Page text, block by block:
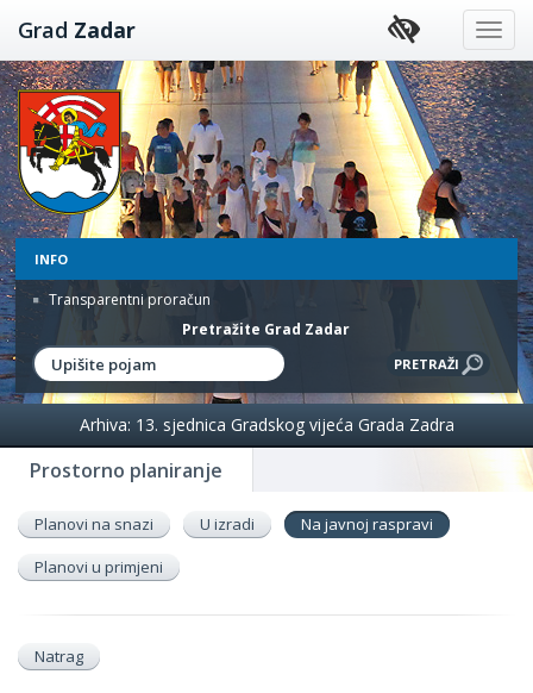
Preskoči
na
sadržaj
Grad Zadar
INFO
Transparentni proračun
Pretražite Grad Zadar
Prostorno planiranje
Arhiva: 13. sjednica Gradskog vijeća Grada Zadra
Planovi na snazi U izradi
Na javnoj raspravi
Planovi u primjeni
Natrag